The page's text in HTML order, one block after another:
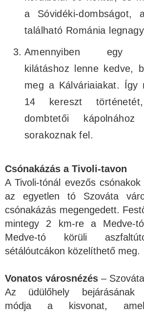
a Sóvidéki-dombságot,
található Románia
Amennyiben egy
kilátáshoz lenne kedve,
meg a Kálváriaiakat. Így
14 kereszt
dombtetői
sorakoznak fel.
Csónakázás a Tivoli-tavon
A Tivoli-tónál evezős
az egyetlen tó Szováta
csónakázás megengedett.
mintegy 2 km-re a Medve-
Medve-tó körüli
sétálóutcákon közelíthető meg.
Vonatos városnézés –
Az üdülőhely bejárásának
módja a kisvonat,